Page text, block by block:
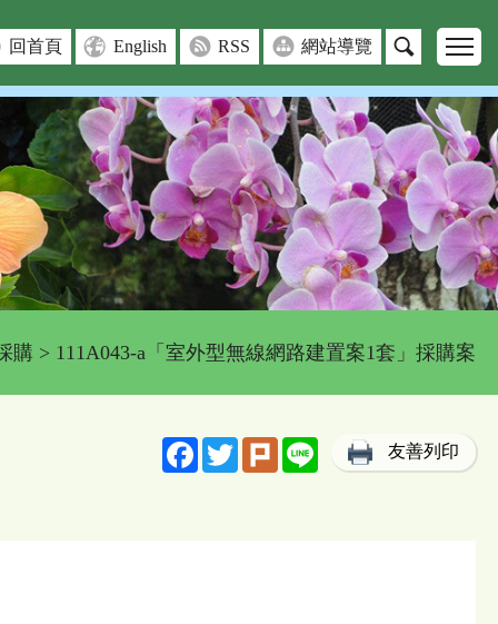
回首頁 English RSS 網站導覽
購 > 111A043-a「室外型無線網路建置案1套」採購案
FacebookTwitterPlurk Line 友善列印